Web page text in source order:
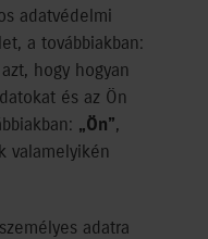
adatvédelmi
a továbbiakban:
hogy hogyan
és az Ön
„Ön”,
valamelyikén
adatra